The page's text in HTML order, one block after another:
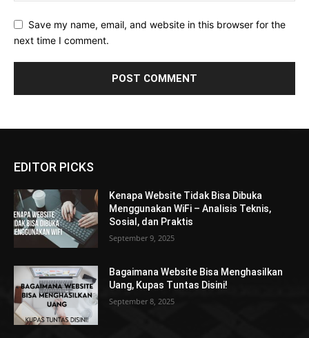
Save my name, email, and website in this browser for the
next time I comment.
EDITOR PICKS
Kenapa Website Tidak Bisa Dibuka
Menggunakan WiFi – Analisis Teknis,
Sosial, dan Praktis
September 9, 2025
Bagaimana Website Bisa Menghasilkan
Uang, Kupas Tuntas Disini!
September 8, 2025